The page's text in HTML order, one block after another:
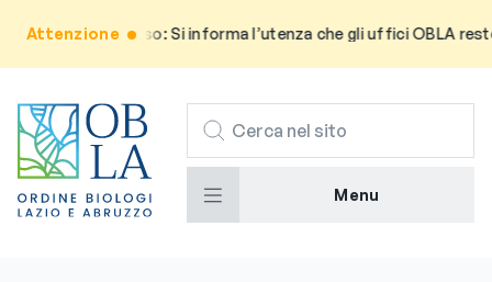
AttenzioneAvviso: Si informa l’utenza che gli uffici OBLA
CERCA
Menu